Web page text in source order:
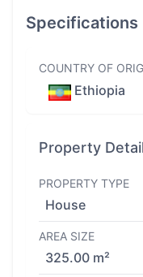
Specifications
COUNTRY OF
Ethiopia
Property
PROPERTY TYPE
House
AREA SIZE
325.00 m²